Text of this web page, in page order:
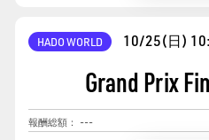
HADO WORLD 10/25(日)
Grand Prix
報酬総額： ---